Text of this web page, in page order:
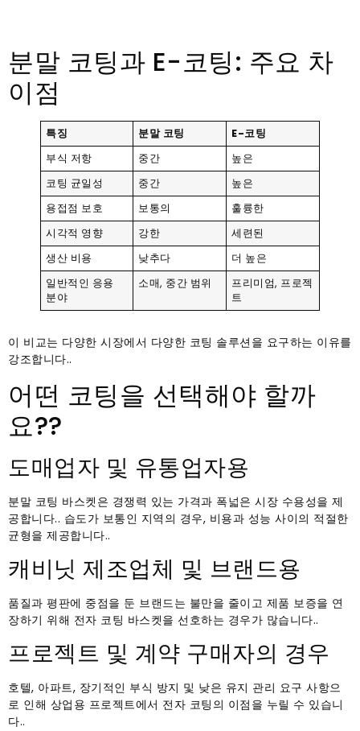
분말 코팅과 E-코팅: 주요 차
이점
특징 분말 코팅
E-코팅
부식 저항
중간
높은
코팅 균일성
중간
높은
용접점 보호
보통의
훌륭한
시각적 영향
강한
세련된
생산 비용
낮추다
더 높은
일반적인 응용
분야
소매, 중간 범위
프리미엄, 프로젝
트
이 비교는 다양한 시장에서 다양한 코팅 솔루션을 요구하는 이유를
강조합니다..
어떤 코팅을 선택해야 할까
요??
도매업자 및 유통업자용
분말 코팅 바스켓은 경쟁력 있는 가격과 폭넓은 시장 수용성을 제
공합니다.. 습도가 보통인 지역의 경우, 비용과 성능 사이의 적절한
균형을 제공합니다..
캐비닛 제조업체 및 브랜드용
품질과 평판에 중점을 둔 브랜드는 불만을 줄이고 제품 보증을 연
장하기 위해 전자 코팅 바스켓을 선호하는 경우가 많습니다..
프로젝트 및 계약 구매자의 경우
호텔, 아파트, 장기적인 부식 방지 및 낮은 유지 관리 요구 사항으
로 인해 상업용 프로젝트에서 전자 코팅의 이점을 누릴 수 있습니
다..